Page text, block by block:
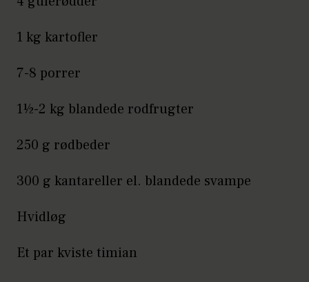
1 kg kartofler
7-8 porrer
1½-2 kg blandede rodfrugter
250 g rødbeder
300 g kantareller el. blandede svampe
Hvidløg
Et par kviste timian